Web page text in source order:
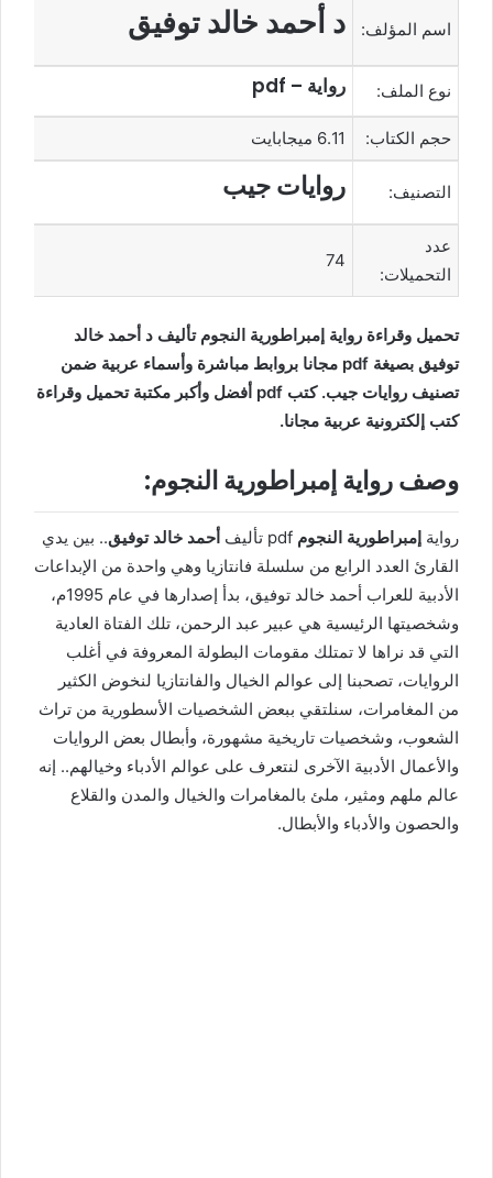
اسم المؤلف: د أحمد خالد توفيق
نوع الملف: رواية – pdf
حجم الكتاب: 6.11 ميجابايت
التصنيف: روايات جيب
عدد
التحميلات:
74
تحميل وقراءة رواية إمبراطورية النجوم تأليف د أحمد خالد
توفيق بصيغة pdf مجانا بروابط مباشرة وأسماء عربية ضمن
تصنيف روايات جيب. كتب pdf أفضل وأكبر مكتبة تحميل وقراءة
كتب إلكترونية عربية مجانا.
وصف رواية إمبراطورية النجوم:
رواية إمبراطورية النجوم أحمد خالد توفيق.. بين يدي
القارئ العدد الرابع من سلسلة فانتازيا وهي واحدة من الإبداعات
الأدبية للعراب أحمد خالد توفيق، بدأ إصدارها في عام 1995م،
وشخصيتها الرئيسية هي عبير عبد الرحمن، تلك الفتاة العادية
التي قد نراها لا تمتلك مقومات البطولة المعروفة في أغلب
الروايات، تصحبنا إلى عوالم الخيال والفانتازيا لنخوض الكثير
من المغامرات، سنلتقي ببعض الشخصيات الأسطورية من تراث
الشعوب، وشخصيات تاريخية مشهورة، وأبطال بعض الروايات
والأعمال الأدبية الآخرى لنتعرف على عوالم الأدباء وخيالهم.. إنه
عالم ملهم ومثير، ملئ بالمغامرات والخيال والمدن والقلاع
والحصون والأدباء والأبطال.